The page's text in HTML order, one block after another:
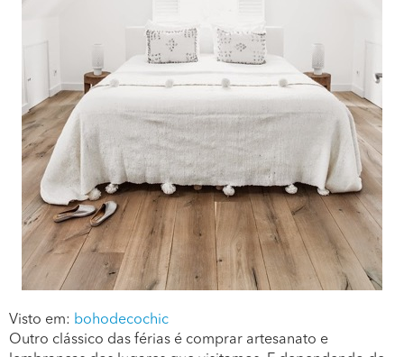
Visto em: bohodecochic
Outro clássico das férias é comprar artesanato e